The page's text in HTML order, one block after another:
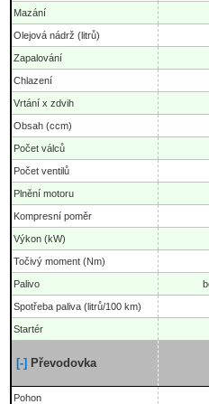
Mazání
Olejová nádrž (litrů)
Zapalování
Chlazení
Vrtání x zdvih
Obsah (ccm)
Počet válců
Počet ventilů
Plnění motoru
Kompresní poměr
Výkon (kW)
Točivý moment (Nm)
Palivo
Spotřeba paliva (litrů/100 km)
Startér
[-] Převodovka
Pohon